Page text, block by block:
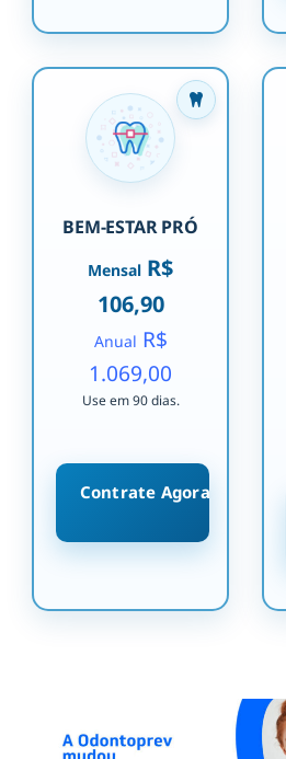
BEM-ESTAR PRÓ
Mensal R$
106,90
Anual R$
1.069,00
Use em 90 dias.
Contrate Agora